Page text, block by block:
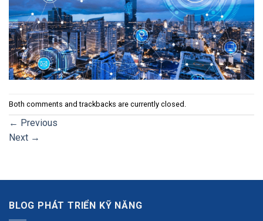
Both comments and trackbacks are currently closed.
← Previous
Next →
BLOG PHÁT TRIỂN KỸ NĂNG